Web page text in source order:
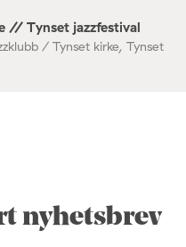
// Tynset jazzfestival
/ Tynset kirke, Tynset
nyhetsbrev